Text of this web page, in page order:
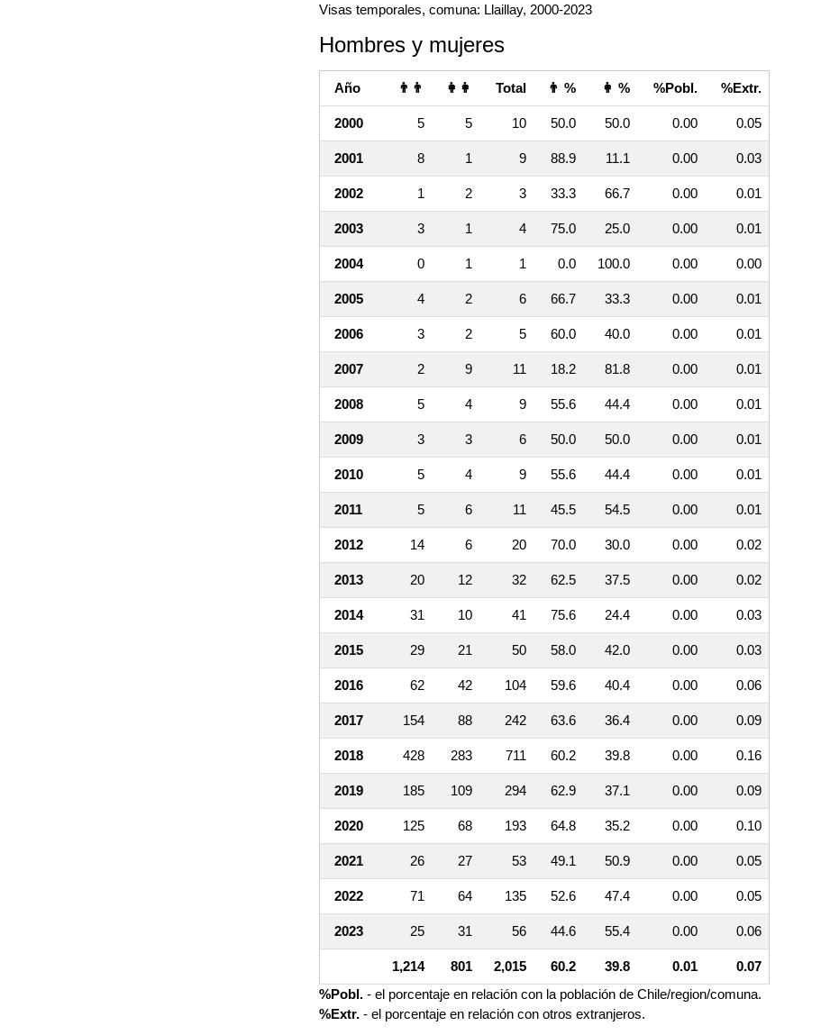
Visas temporales, comuna: Llaillay, 2000-2023
Hombres y mujeres
Año 👨👨 👩👩 Total 👨 % 👩 % %Pobl. %Extr.
2000 5 5 10 50.0 50.0 0.00 0.05
2001 8 1 9 88.9 11.1 0.00 0.03
2002 1 2 3 33.3 66.7 0.00 0.01
2003 3 1 4 75.0 25.0 0.00 0.01
2004 0 1 1 0.0 100.0 0.00 0.00
2005 4 2 6 66.7 33.3 0.00 0.01
2006 3 2 5 60.0 40.0 0.00 0.01
2007 2 9 11 18.2 81.8 0.00 0.01
2008 5 4 9 55.6 44.4 0.00 0.01
2009 3 3 6 50.0 50.0 0.00 0.01
2010 5 4 9 55.6 44.4 0.00 0.01
2011 5 6 11 45.5 54.5 0.00 0.01
2012 14 6 20 70.0 30.0 0.00 0.02
2013 20 12 32 62.5 37.5 0.00 0.02
2014 31 10 41 75.6 24.4 0.00 0.03
2015 29 21 50 58.0 42.0 0.00 0.03
2016 62 42 104 59.6 40.4 0.00 0.06
2017 154 88 242 63.6 36.4 0.00 0.09
2018 428 283 711 60.2 39.8 0.00 0.16
2019 185 109 294 62.9 37.1 0.00 0.09
2020 125 68 193 64.8 35.2 0.00 0.10
2021 26 27 53 49.1 50.9 0.00 0.05
2022 71 64 135 52.6 47.4 0.00 0.05
2023 25 31 56 44.6 55.4 0.00 0.06
1,214 801 2,015 60.2 39.8 0.01
0.07
%Pobl. - el porcentaje en relación con la población de Chile/region/comuna.
%Extr. - el porcentaje en relación con otros extranjeros.